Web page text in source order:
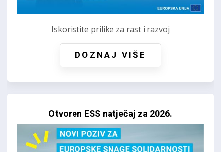
Iskoristite prilike za rast i razvoj
DOZNAJ VIŠE
Otvoren ESS natječaj za 2026.